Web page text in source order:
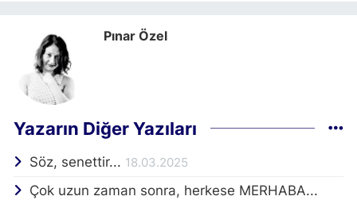
Pınar Özel
Yazarın Diğer Yazıları
Söz, senettir... 18.03.2025
Çok uzun zaman sonra, herkese MERHABA...